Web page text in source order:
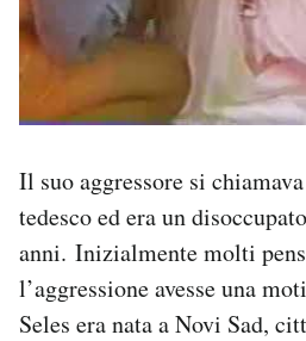
Il suo aggressore si
tedesco ed era un
anni. Inizialmente molti
l’aggressione avesse una
Seles era nata a Novi Sad,